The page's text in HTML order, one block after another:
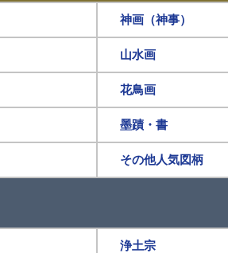
神画（神事）
山水画
花鳥画
墨蹟・書
その他人気図柄
浄土宗